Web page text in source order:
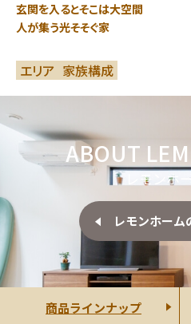
玄関を入るとそこは大空間
人が集う光そそぐ家
エリア 家族構成
ABOUT
レモンホ
レモンホーム
商品ラインナップ